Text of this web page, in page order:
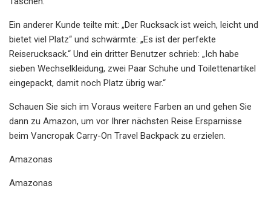
Ein anderer Kunde teilte mit: „Der Rucksack ist weich, leicht und
bietet viel Platz“ und schwärmte: „Es ist der perfekte
Reiserucksack.“ Und ein dritter Benutzer schrieb: „Ich habe
sieben Wechselkleidung, zwei Paar Schuhe und Toilettenartikel
eingepackt, damit noch Platz übrig war.“
Schauen Sie sich im Voraus weitere Farben an und gehen Sie
dann zu Amazon, um vor Ihrer nächsten Reise Ersparnisse
beim Vancropak Carry-On Travel Backpack zu erzielen.
Amazonas
Amazonas